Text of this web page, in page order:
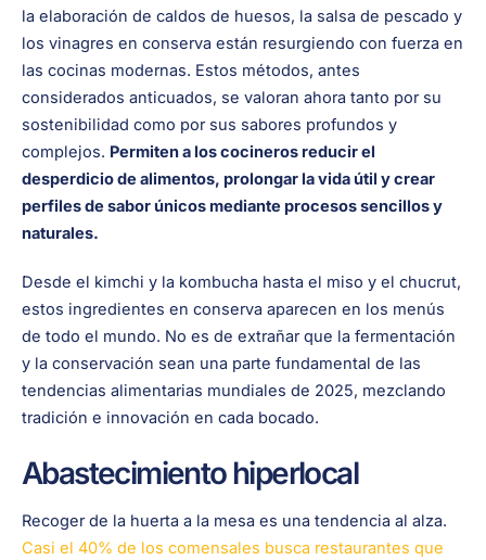
la elaboración de caldos de huesos, la salsa de pescado y
los vinagres en conserva están resurgiendo con fuerza en
las cocinas modernas. Estos métodos, antes
considerados anticuados, se valoran ahora tanto por su
sostenibilidad como por sus sabores profundos y
complejos. Permiten a los cocineros reducir el
desperdicio de alimentos, prolongar la vida útil y crear
perfiles de sabor únicos mediante procesos sencillos y
naturales.
Desde el kimchi y la kombucha hasta el miso y el chucrut,
estos ingredientes en conserva aparecen en los menús
de todo el mundo. No es de extrañar que la fermentación
y la conservación sean una parte fundamental de las
tendencias alimentarias mundiales de 2025, mezclando
tradición e innovación en cada bocado.
Abastecimiento hiperlocal
Recoger de la huerta a la mesa es una tendencia al alza.
Casi el 40% de los comensales busca restaurantes que